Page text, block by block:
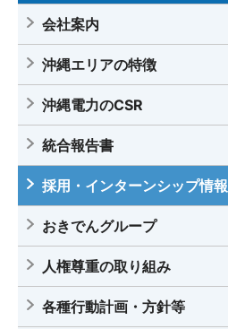
会社案内
沖縄エリアの特徴
沖縄電力のCSR
統合報告書
採用・インターンシップ情報
おきでんグループ
人権尊重の取り組み
各種行動計画・方針等